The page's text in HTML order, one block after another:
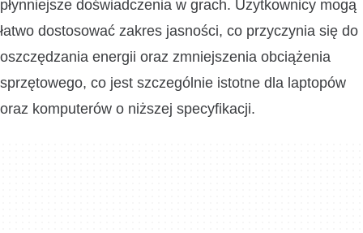
płynniejsze doświadczenia w grach. Użytkownicy mogą
łatwo dostosować zakres jasności, co przyczynia się do
oszczędzania energii oraz zmniejszenia obciążenia
sprzętowego, co jest szczególnie istotne dla laptopów
oraz komputerów o niższej specyfikacji.